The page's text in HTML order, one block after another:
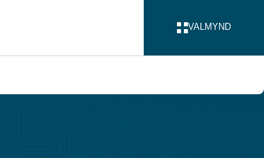
VALMYND